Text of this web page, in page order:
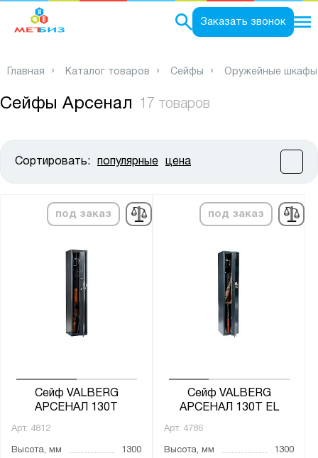
Заказать звонок
Главная Каталог товаров Сейфы Оружейные
Сейфы Арсенал 17 товаров
Сортировать: популярные цена
под заказ
Сейф VALBERG
АРСЕНАЛ 130Т
Арт. 4812
Высота, мм
1300
под заказ
Сейф VALBERG
АРСЕНАЛ 130Т EL
Арт. 4786
Высота, мм
1300
Ширина, мм:
от до
Класс взломостойкости:
0 класс